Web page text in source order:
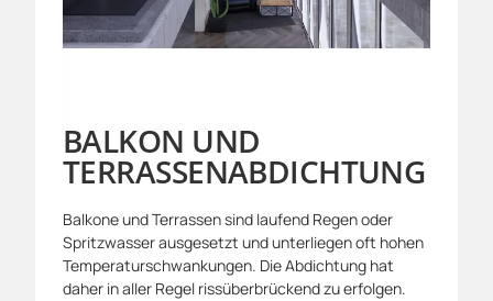
BALKON UND
TERRASSENABDICHTUNG
Balkone und Terrassen sind laufend Regen oder
Spritzwasser ausgesetzt und unterliegen oft hohen
Temperaturschwankungen. Die Abdichtung hat
daher in aller Regel rissüberbrückend zu erfolgen.